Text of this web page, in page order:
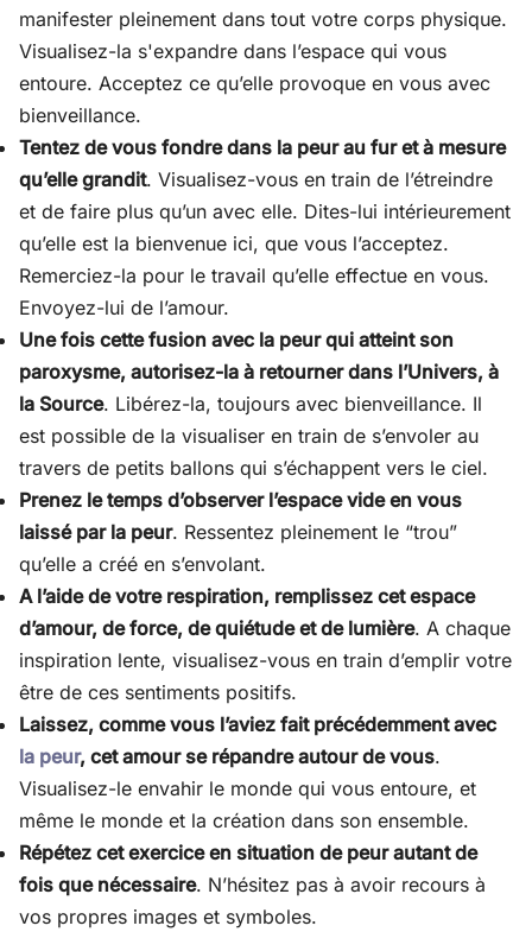
manifester pleinement dans tout votre corps physique.
Visualisez-la s'expandre dans l’espace qui vous
entoure. Acceptez ce qu’elle provoque en vous avec
bienveillance.
Tentez de vous fondre dans la peur au fur et à mesure
qu’elle grandit. Visualisez-vous en train de l’étreindre
et de faire plus qu’un avec elle. Dites-lui intérieurement
qu’elle est la bienvenue ici, que vous l’acceptez.
Remerciez-la pour le travail qu’elle effectue en vous.
Envoyez-lui de l’amour.
Une fois cette fusion avec la peur qui atteint son
paroxysme, autorisez-la à retourner dans l’Univers, à
la Source. Libérez-la, toujours avec bienveillance. Il
est possible de la visualiser en train de s’envoler au
travers de petits ballons qui s’échappent vers le ciel.
Prenez le temps d’observer l’espace vide en vous
laissé par la peur. Ressentez pleinement le “trou”
qu’elle a créé en s’envolant.
A l’aide de votre respiration, remplissez cet espace
d’amour, de force, de quiétude et de lumière. A chaque
inspiration lente, visualisez-vous en train d’emplir votre
être de ces sentiments positifs.
Laissez, comme vous l’aviez fait précédemment avec
la peur, cet amour se répandre autour de vous.
Visualisez-le envahir le monde qui vous entoure, et
même le monde et la création dans son ensemble.
Répétez cet exercice en situation de peur autant de
fois que nécessaire. N’hésitez pas à avoir recours à
vos propres images et symboles.